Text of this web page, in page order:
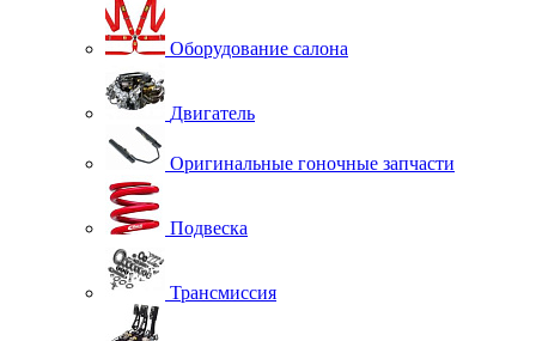
Оборудование салона
Двигатель
Оригинальные гоночные запчасти
Подвеска
Трансмиссия